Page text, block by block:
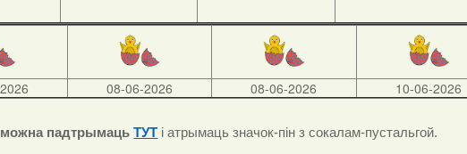
08-06-2026 08-06-2026 10-06-2026
падтрымацьТУТ і атрымаць значок-пін з сокалам-пустальгой.